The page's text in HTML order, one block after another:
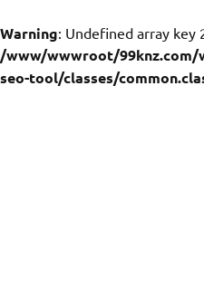
Warning: Undefined array key
/www/wwwroot/
seo-tool/classes/